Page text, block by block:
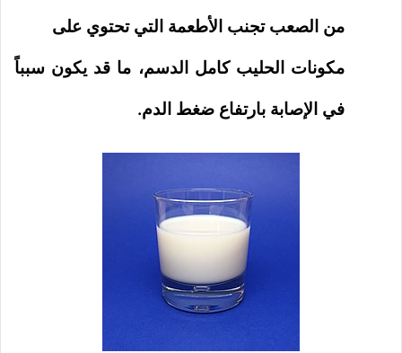
من الصعب تجنب الأطعمة التي تحتوي على
مكونات الحليب كامل الدسم، ما قد يكون سبباً
في الإصابة بارتفاع ضغط الدم.